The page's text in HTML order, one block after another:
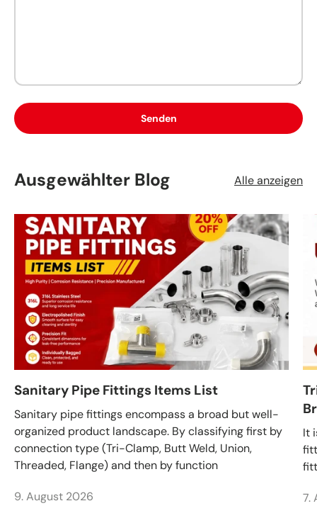
Senden
Ausgewählter Blog Alle anzeigen
Sanitary Pipe Fittings Items List
Sanitary pipe fittings encompass a broad but well-
organized product landscape. By classifying first by
connection type (Tri-Clamp, Butt Weld, Union,
Threaded, Flange) and then by function
9. August 2026
It
7.